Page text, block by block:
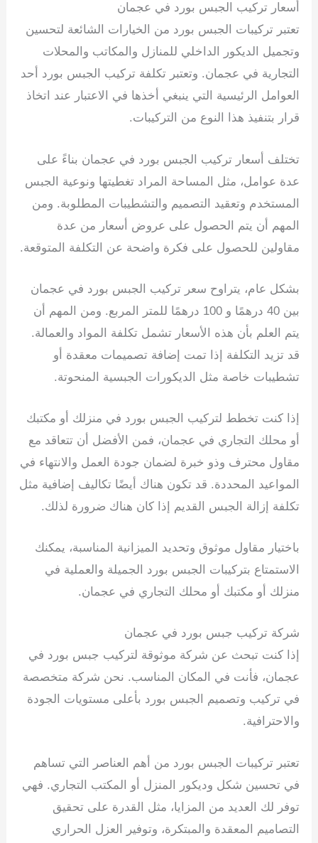
أسعار تركيب الجبس بورد في عجمان
تعتبر تركيبات الجبس بورد من الخيارات الشائعة لتحسين
وتجميل الديكور الداخلي للمنازل والمكاتب والمحلات
التجارية في عجمان. وتعتبر تكلفة تركيب الجبس بورد أحد
العوامل الرئيسية التي ينبغي أخذها في الاعتبار عند اتخاذ
قرار بتنفيذ هذا النوع من التركيبات.
تختلف أسعار تركيب الجبس بورد في عجمان بناءً على
عدة عوامل، مثل المساحة المراد تغطيتها ونوعية الجبس
المستخدم وتعقيد التصميم والتشطيبات المطلوبة. ومن
المهم أن يتم الحصول على عروض أسعار من عدة
مقاولين للحصول على فكرة واضحة عن التكلفة المتوقعة.
بشكل عام، يتراوح سعر تركيب الجبس بورد في عجمان
بين 40 درهمًا و 100 درهمًا للمتر المربع. ومن المهم أن
يتم العلم بأن هذه الأسعار تشمل تكلفة المواد والعمالة.
قد تزيد التكلفة إذا تمت إضافة تصميمات معقدة أو
تشطيبات خاصة مثل الديكورات الجبسية المنحوتة.
إذا كنت تخطط لتركيب الجبس بورد في منزلك أو مكتبك
أو محلك التجاري في عجمان، فمن الأفضل أن تتعاقد مع
مقاول محترف وذو خبرة لضمان جودة العمل والانتهاء في
المواعيد المحددة. قد تكون هناك أيضًا تكاليف إضافية مثل
تكلفة إزالة الجبس القديم إذا كان هناك ضرورة لذلك.
باختيار مقاول موثوق وتحديد الميزانية المناسبة، يمكنك
الاستمتاع بتركيبات الجبس بورد الجميلة والعملية في
منزلك أو مكتبك أو محلك التجاري في عجمان.
شركة تركيب جبس بورد في عجمان
إذا كنت تبحث عن شركة موثوقة لتركيب جبس بورد في
عجمان، فأنت في المكان المناسب. نحن شركة متخصصة
في تركيب وتصميم الجبس بورد بأعلى مستويات الجودة
والاحترافية.
تعتبر تركيبات الجبس بورد من أهم العناصر التي تساهم
في تحسين شكل وديكور المنزل أو المكتب التجاري. فهي
توفر لك العديد من المزايا، مثل القدرة على تحقيق
التصاميم المعقدة والمبتكرة، وتوفير العزل الحراري